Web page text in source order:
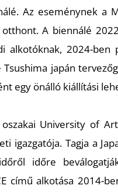
Az eseménynek a
A biennálé
alkotóknak, 2024-ben
japán
egy önálló kiállítási
University of
igazgatója. Tagja a
időre
című alkotása 2014-